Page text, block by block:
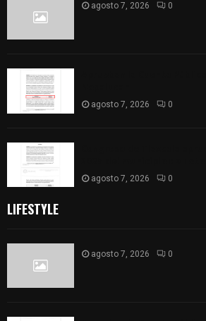
agosto 7, 2026 0
agosto 7, 2026 0
agosto 7, 2026 0
LIFESTYLE
agosto 7, 2026 0